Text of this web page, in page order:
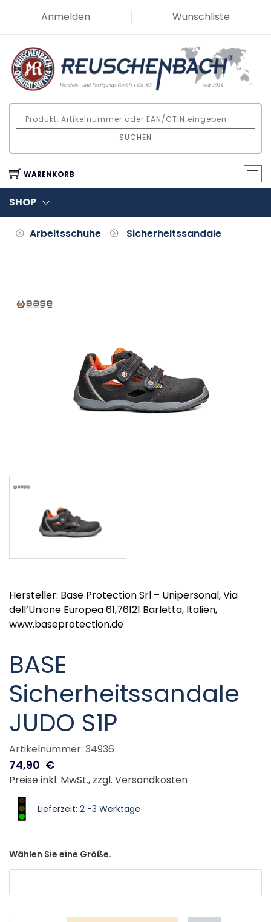
Anmelden Wunschliste
SUCHEN
WARENKORB
SHOP
Arbeitsschuhe Sicherheitssandale
Hersteller: Base Protection Srl – Unipersonal, Via
dell’Unione Europea 61,76121 Barletta, Italien,
www.baseprotection.de
BASE
Sicherheitssandale
JUDO S1P
Artikelnummer: 34936
74,90 €
Preise inkl. MwSt., zzgl. Versandkosten
Lieferzeit: 2 -3 Werktage
Wählen Sie eine Größe.